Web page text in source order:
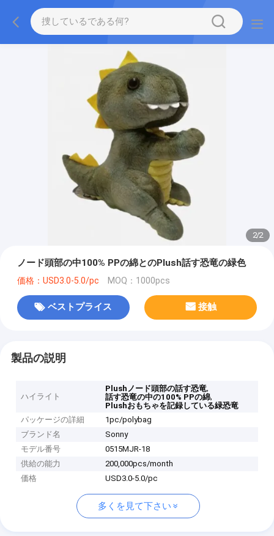
2/2
ノード頭部の中100% PPの綿とのPlush話す恐竜の緑色
価格：USD3.0-5.0/pc MOQ：1000pcs
ベストプライス 接触
製品の説明
ハイライト
Plushノード頭部の話す恐竜,
話す恐竜の中の100% PPの綿,
Plushおもちゃを記録している緑恐竜
パッケージの詳細
1pc/polybag
ブランド名
Sonny
モデル番号
0515MJR-18
供給の能力
200,000pcs/month
価格
USD3.0-5.0/pc
多くを見て下さい